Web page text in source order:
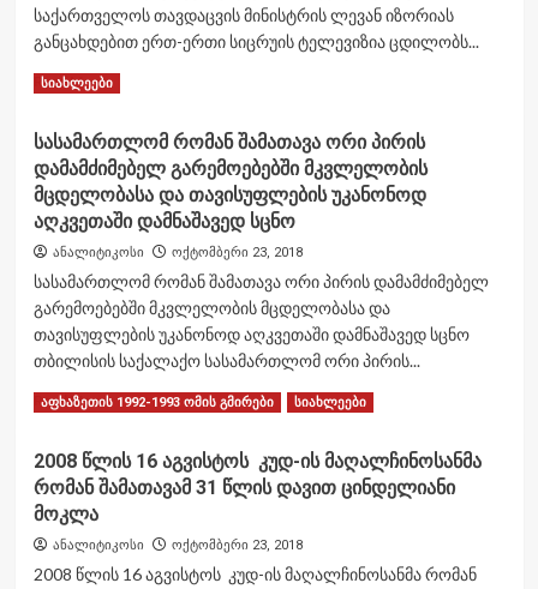
საქართველოს თავდაცვის მინისტრის ლევან იზორიას
განცახდებით ერთ-ერთი სიცრუის ტელევიზია ცდილობს...
Read MoreRead
საქართველოს
თავდაცვის
მინისტრმა
ლევან
იზორიამ
ბოლო
დროს
გავრცელებულ
ბრალდებებს
უპასუხა
სიახლეები
სასამართლომ რომან შამათავა ორი პირის
დამამძიმებელ გარემოებებში მკვლელობის
მცდელობასა და თავისუფლების უკანონოდ
აღკვეთაში დამნაშავედ სცნო
ანალიტიკოსი ოქტომბერი 23, 2018
სასამართლომ რომან შამათავა ორი პირის დამამძიმებელ
გარემოებებში მკვლელობის მცდელობასა და
თავისუფლების უკანონოდ აღკვეთაში დამნაშავედ სცნო
თბილისის საქალაქო სასამართლომ ორი პირის...
Read MoreRead
სასამართლომ
რომან
პირის
დამამძიმებელ
აფხაზეთის 1992-1993 ომის გმირები სიახლეები
2008 წლის 16 აგვისტოს კუდ-ის მაღალჩინოსანმა
რომან შამათავამ 31 წლის დავით ცინდელიანი
მოკლა
ანალიტიკოსი ოქტომბერი 23, 2018
2008 წლის 16 აგვისტოს კუდ-ის მაღალჩინოსანმა რომან